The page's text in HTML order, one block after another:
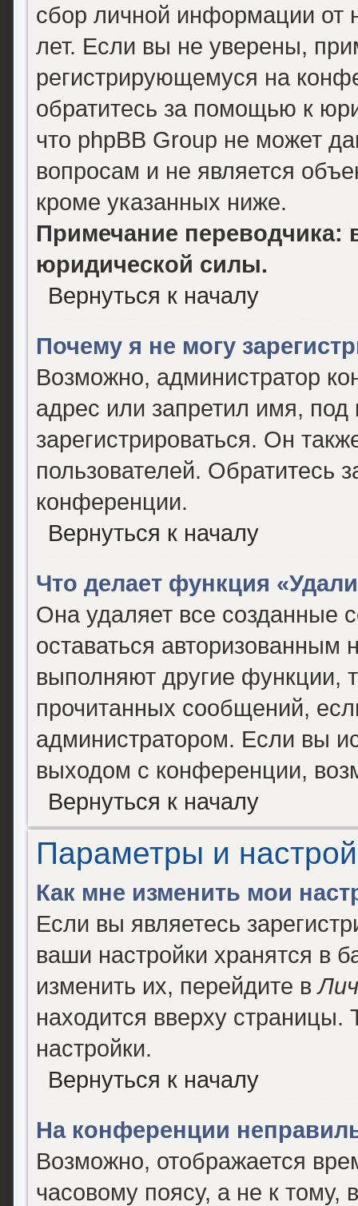
сбор личной информации от
лет. Если вы не уверены,
регистрирующемуся на
обратитесь за помощью к
что phpBB Group не может
вопросам и не является
кроме указанных ниже.
Примечание переводчика:
юридической силы.
Вернуться к началу
Почему я не могу
Возможно, администратор
адрес или запретил имя,
зарегистрироваться. Он
пользователей. Обратитесь
конференции.
Вернуться к началу
Что делает функция
Она удаляет все созданные
оставаться авторизованным
выполняют другие функции,
прочитанных сообщений,
администратором. Если вы
выходом с конференции,
Вернуться к началу
Параметры и
Как мне изменить мои
Если вы являетесь
ваши настройки хранятся в
изменить их, перейдите в
находится вверху
настройки.
Вернуться к началу
На конференции
Возможно, отображается
часовому поясу, а не к тому,